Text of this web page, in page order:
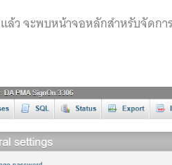
ล้ว จะพบหน้าจอหลักสำหรับจัดก